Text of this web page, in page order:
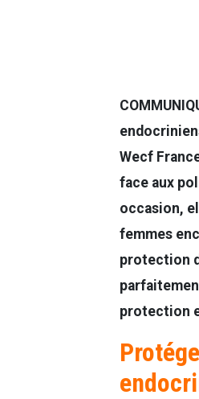
Wecf
face aux
occasion,
femmes
protection
protection